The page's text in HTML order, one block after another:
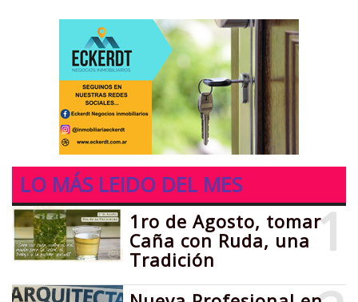
LO MÁS LEIDO DEL MES
1
1ro de Agosto, tomar
Caña con Ruda, una
Tradición